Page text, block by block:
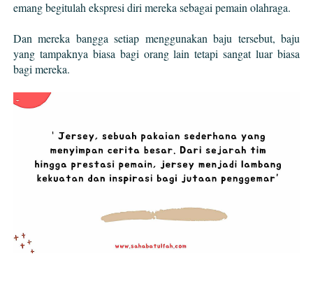
emang begitulah ekspresi diri mereka sebagai pemain olahraga.
Dan mereka bangga setiap menggunakan baju tersebut, baju
yang tampaknya biasa bagi orang lain tetapi sangat luar biasa
bagi mereka.